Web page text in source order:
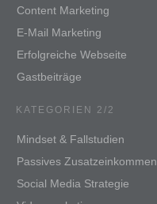
Content Marketing
E-Mail Marketing
Erfolgreiche Webseite
Gastbeiträge
KATEGORIEN 2/2
Mindset & Fallstudien
Passives Zusatzeinkommen
Social Media Strategie